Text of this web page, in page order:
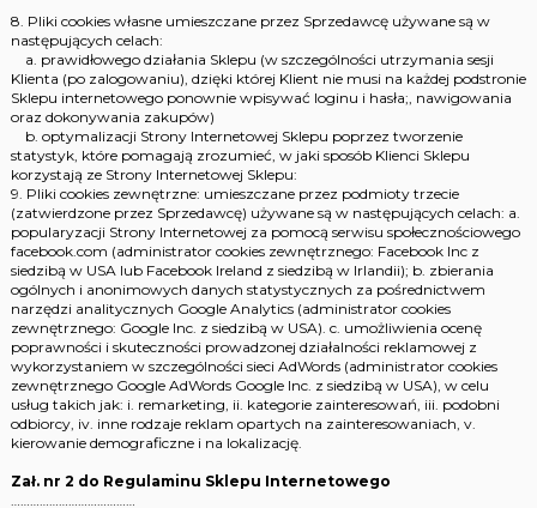
8. Pliki cookies własne umieszczane przez Sprzedawcę używane są w
następujących celach:
a. prawidłowego działania Sklepu (w szczególności utrzymania sesji
Klienta (po zalogowaniu), dzięki której Klient nie musi na każdej podstronie
Sklepu internetowego ponownie wpisywać loginu i hasła;, nawigowania
oraz dokonywania zakupów)
b. optymalizacji Strony Internetowej Sklepu poprzez tworzenie
statystyk, które pomagają zrozumieć, w jaki sposób Klienci Sklepu
korzystają ze Strony Internetowej Sklepu:
9. Pliki cookies zewnętrzne: umieszczane przez podmioty trzecie
(zatwierdzone przez Sprzedawcę) używane są w następujących celach: a.
popularyzacji Strony Internetowej za pomocą serwisu społecznościowego
facebook.com (administrator cookies zewnętrznego: Facebook Inc z
siedzibą w USA lub Facebook Ireland z siedzibą w Irlandii); b. zbierania
ogólnych i anonimowych danych statystycznych za pośrednictwem
narzędzi analitycznych Google Analytics (administrator cookies
zewnętrznego: Google Inc. z siedzibą w USA). c. umożliwienia ocenę
poprawności i skuteczności prowadzonej działalności reklamowej z
wykorzystaniem w szczególności sieci AdWords (administrator cookies
zewnętrznego Google AdWords Google Inc. z siedzibą w USA), w celu
usług takich jak: i. remarketing, ii. kategorie zainteresowań, iii. podobni
odbiorcy, iv. inne rodzaje reklam opartych na zainteresowaniach, v.
kierowanie demograficzne i na lokalizację.
Zał. nr 2 do Regulaminu Sklepu Internetowego